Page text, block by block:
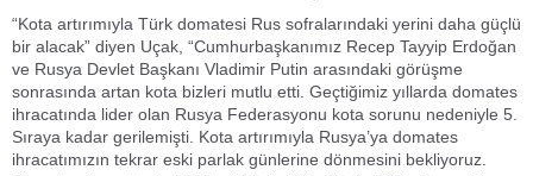
“Kota artırımıyla Türk domatesi Rus sofralarındaki yerini daha güçlü
bir alacak” diyen Uçak, “Cumhurbaşkanımız Recep Tayyip Erdoğan
ve Rusya Devlet Başkanı Vladimir Putin arasındaki görüşme
sonrasında artan kota bizleri mutlu etti. Geçtiğimiz yıllarda domates
ihracatında lider olan Rusya Federasyonu kota sorunu nedeniyle 5.
Sıraya kadar gerilemişti. Kota artırımıyla Rusya’ya domates
ihracatımızın tekrar eski parlak günlerine dönmesini bekliyoruz.